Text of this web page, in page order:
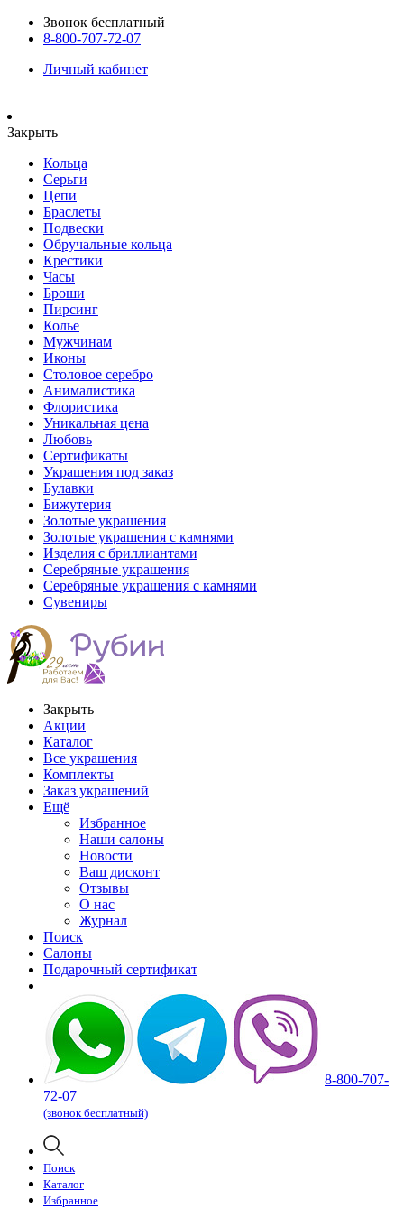
Звонок бесплатный
8-800-707-72-07
Личный кабинет
Закрыть
Кольца
Серьги
Цепи
Браслеты
Подвески
Обручальные кольца
Крестики
Часы
Броши
Пирсинг
Колье
Мужчинам
Иконы
Столовое серебро
Анималистика
Флористика
Уникальная цена
Любовь
Сертификаты
Украшения под заказ
Булавки
Бижутерия
Золотые украшения
Золотые украшения с камнями
Изделия с бриллиантами
Серебряные украшения
Серебряные украшения с камнями
Сувениры
Закрыть
Акции
Каталог
Все украшения
Комплекты
Заказ украшений
Ещё
Избранное
Наши салоны
Новости
Ваш дисконт
Отзывы
О нас
Журнал
Поиск
Салоны
Подарочный сертификат
8-800-707-
72-07
(звонок бесплатный)
Поиск
Каталог
Избранное